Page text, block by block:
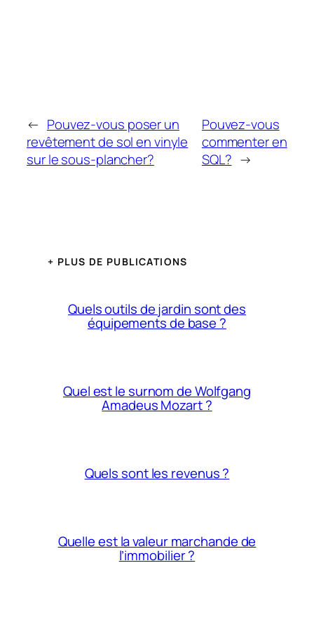
← Pouvez-vous poser un
revêtement de sol en vinyle
sur le sous-plancher?
Pouvez-vous
commenter en
SQL? →
+ PLUS DE PUBLICATIONS
Quels outils de jardin sont des
équipements de base ?
Quel est le surnom de Wolfgang
Amadeus Mozart ?
Quels sont les revenus ?
Quelle est la valeur marchande de
l’immobilier ?